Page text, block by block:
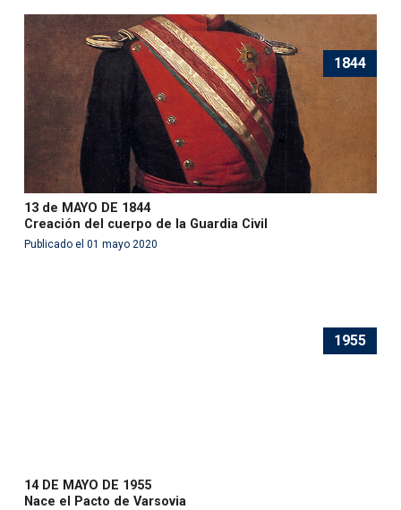
1844
13 de MAYO DE 1844
Creación del cuerpo de la Guardia Civil
Publicado el 01 mayo 2020
1955
14 DE MAYO DE 1955
Nace el Pacto de Varsovia